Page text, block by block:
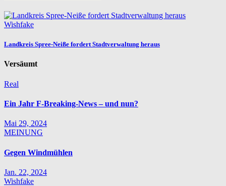
Wishfake
Landkreis Spree-Neiße fordert Stadtverwaltung heraus
Versäumt
Real
Ein Jahr F-Breaking-News – und nun?
Mai 29, 2024
MEINUNG
Gegen Windmühlen
Jan. 22, 2024
Wishfake